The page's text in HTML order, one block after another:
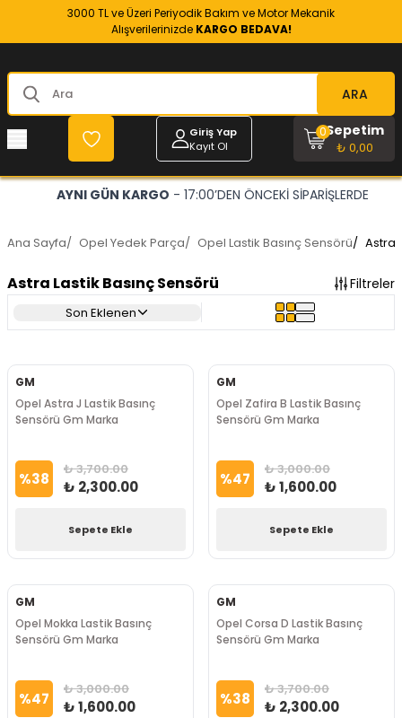
3000 TL ve Üzeri Periyodik Bakım ve Motor Mekanik
Alışverilerinizde KARGO BEDAVA!
ARA
Giriş Yap
Kayıt Ol
Sepetim
₺ 0,00
0
OPEL VE CHEVROLET- RESMİ YEDEK PARÇACINIZ
Ana Sayfa/ Opel Yedek Parça/ Opel Lastik Basınç Sensörü/ Astra
Astra Lastik Basınç Sensörü Filtreler
Son Eklenen
GM
Opel Astra J Lastik Basınç
Sensörü Gm Marka
%38 ₺ 3,700.00
₺ 2,300.00
Sepete Ekle
GM
Opel Zafira B Lastik Basınç
Sensörü Gm Marka
%47 ₺ 3,000.00
₺ 1,600.00
Sepete Ekle
GM
Opel Mokka Lastik Basınç
Sensörü Gm Marka
%47 ₺ 3,000.00
₺ 1,600.00
GM
Opel Corsa D Lastik Basınç
Sensörü Gm Marka
%38 ₺ 3,700.00
₺ 2,300.00